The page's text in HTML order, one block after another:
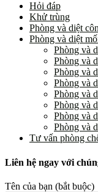
Hỏi đáp
Khử trùng
Phòng và diệt
Phòng và diệt
Phòng và
Phòng và
Phòng và
Phòng và
Phòng và
Phòng và
Phòng và
Phòng và
Tư vấn phòng
Liên hệ ngay với
Tên của bạn (bắt buộc)